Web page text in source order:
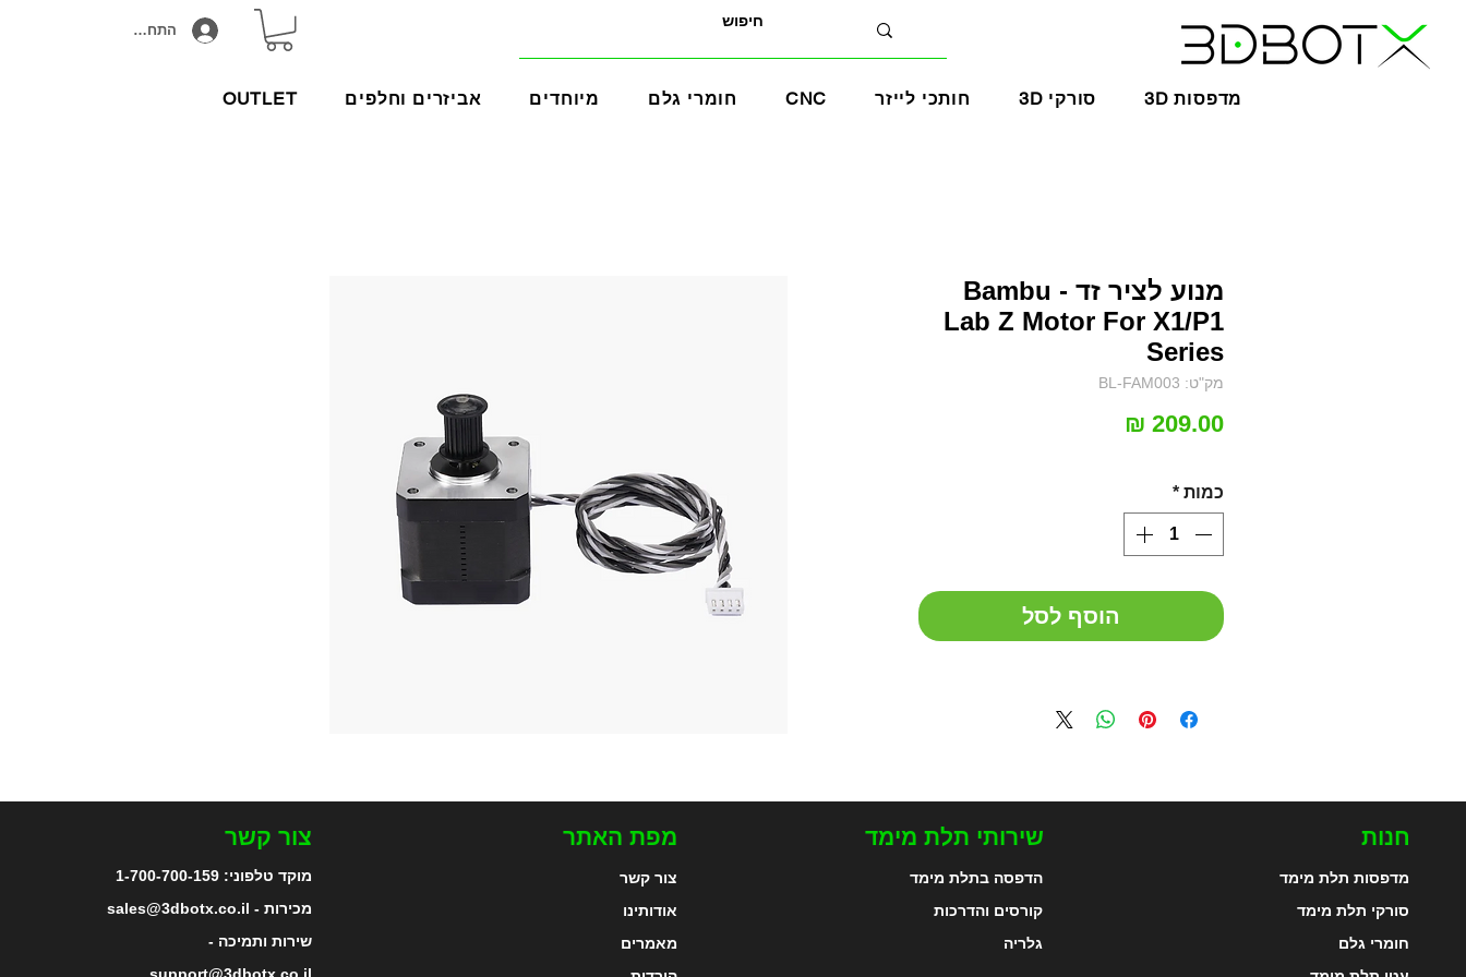
התחבר/הירשם
OUTLET אביזרים וחלפים מיוחדים חומרי גלם CNC חותכי לייזר 3D סורקי 3D מדפסות
מנוע לציר זד - Bambu
Lab Z Motor For X1/P1
Series
מק"ט: BL-FAM003
כמות *
הוסף לסל
צור קשר
מוקד טלפוני:1-700-700-159
מכירות - sales@3dbotx.co.il
שירות ותמיכה -
support@3dbotx.co.il
מפת האתר
צור קשר
אודותינו
מאמרים
שירותי תלת מימד
הדפסה בתלת מימד
קורסים והדרכות
גלריה
חנות
מדפסות תלת מימד
סורקי תלת מימד
חומרי גלם